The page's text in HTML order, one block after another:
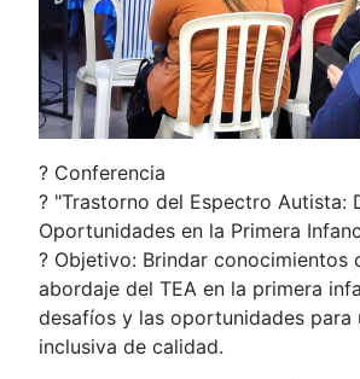
? Conferencia
? "Trastorno del Espectro Autista:
Oportunidades en la Primera
? Objetivo: Brindar conocimientos
abordaje del TEA en la primera
desafíos y las oportunidades para
inclusiva de calidad.